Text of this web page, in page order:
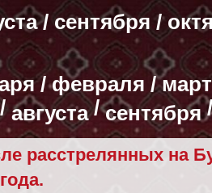
/ сентября/
/февраля /
августа/сентября
расстрелянных на